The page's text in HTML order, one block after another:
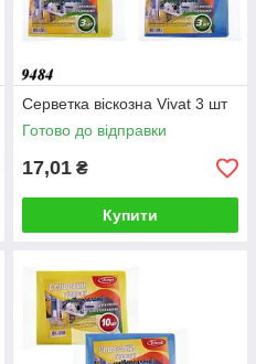
Серветка віскозна Vivat 3 шт
Готово до відправки
17,01 ₴
Купити